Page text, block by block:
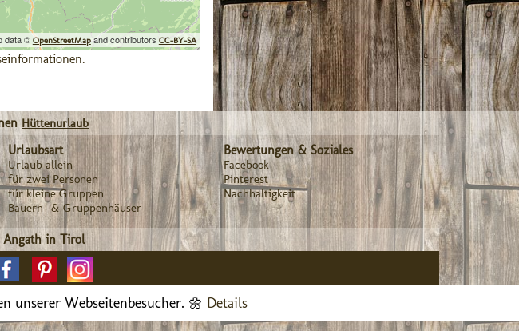
data © OpenStreetMapand contributors CC-BY-SA
Hüttenurlaub
Urlaubsart
Urlaub allein
für zwei Personen
für kleine Gruppen
Bauern- & Gruppenhäuser
Bewertungen & Soziales
Facebook
Pinterest
Nachhaltigkeit
Angath in Tirol
unserer Webseitenbesucher. 🌼 Details